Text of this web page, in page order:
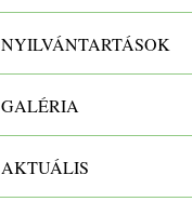
NYILVÁNTARTÁSOK
GALÉRIA
AKTUÁLIS